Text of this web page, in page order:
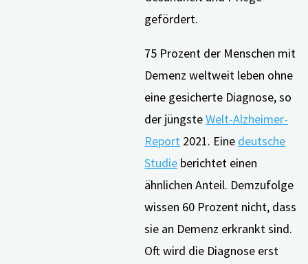
gefördert.
75 Prozent der Menschen mit
Demenz weltweit leben ohne
eine gesicherte Diagnose, so
der jüngsteWelt-Alzheimer-
Report 2021. Eine deutsche
Studie berichtet einen
ähnlichen Anteil. Demzufolge
wissen 60 Prozent nicht, dass
sie an Demenz erkrankt sind.
Oft wird die Diagnose erst